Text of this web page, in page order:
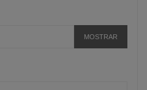
MOSTRAR